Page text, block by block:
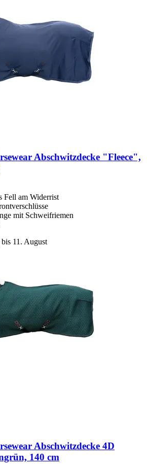
Abschwitzdecke "Fleece",
Fell am Widerrist
mit Schweifriemen
11. August
Abschwitzdecke 4D
140 cm